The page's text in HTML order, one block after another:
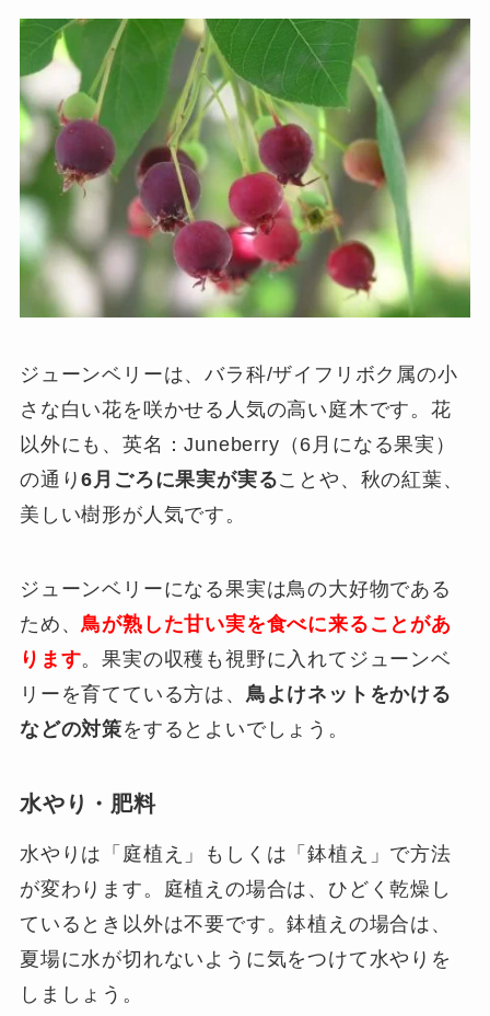
ジューンベリーは、バラ科/ザイフリボク属の小
さな白い花を咲かせる人気の高い庭木です。花
以外にも、英名：Juneberry（6月になる果実）
の通り6月ごろに果実が実ることや、秋の紅葉、
美しい樹形が人気です。
ジューンベリーになる果実は鳥の大好物である
ため、 鳥が熟した甘い実を食べに来ることがあ
ります。果実の収穫も視野に入れてジューンベ
リーを育てている方は、 鳥よけネットをかける
などの対策をするとよいでしょう。
水やり・肥料
水やりは「庭植え」もしくは「鉢植え」で方法
が変わります。庭植えの場合は、ひどく乾燥し
ているとき以外は不要です。鉢植えの場合は、
夏場に水が切れないように気をつけて水やりを
しましょう。